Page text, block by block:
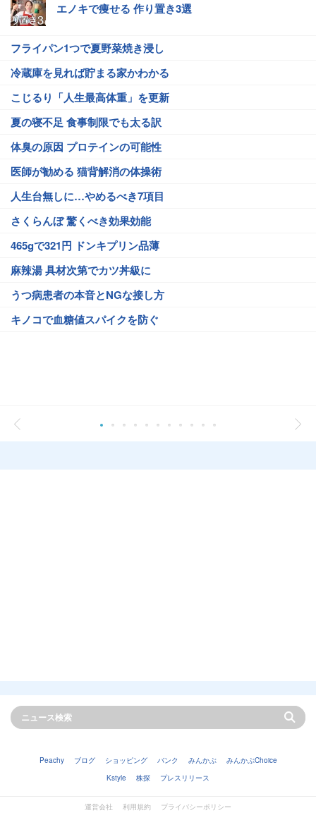
エノキで痩せる 作り置き3選
フライパン1つで夏野菜焼き浸し
冷蔵庫を見れば貯まる家かわかる
こじるり「人生最高体重」を更新
夏の寝不足 食事制限でも太る訳
体臭の原因 プロテインの可能性
医師が勧める 猫背解消の体操術
人生台無しに…やめるべき7項目
さくらんぼ 驚くべき効果効能
465gで321円 ドンキプリン品薄
麻辣湯 具材次第でカツ丼級に
うつ病患者の本音とNGな接し方
キノコで血糖値スパイクを防ぐ
Peachy ブログ ショッピング バンク みんかぶ
みんかぶChoice
Kstyle
株探 プレスリリース
運営会社 利用規約
プライバシーポリシー